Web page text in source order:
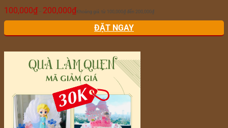
100,000₫ – 200,000₫ Khoảng giá: từ 100,000₫ đến 200,000₫
ĐẶT NGAY